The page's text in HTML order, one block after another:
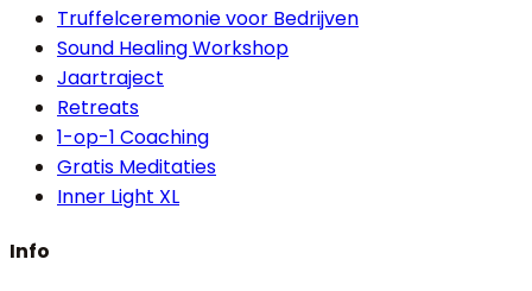
Truffelceremonie voor Bedrijven
Sound Healing Workshop
Jaartraject
Retreats
1-op-1 Coaching
Gratis Meditaties
Inner Light XL
Info